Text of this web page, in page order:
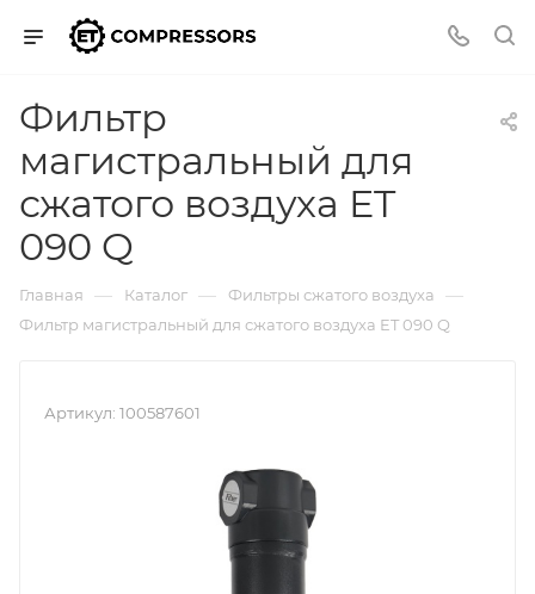
Фильтр
магистральный для
сжатого воздуха ET
090 Q
Главная — Каталог — Фильтры сжатого воздуха —
Фильтр магистральный для сжатого воздуха ET 090 Q
Артикул: 100587601